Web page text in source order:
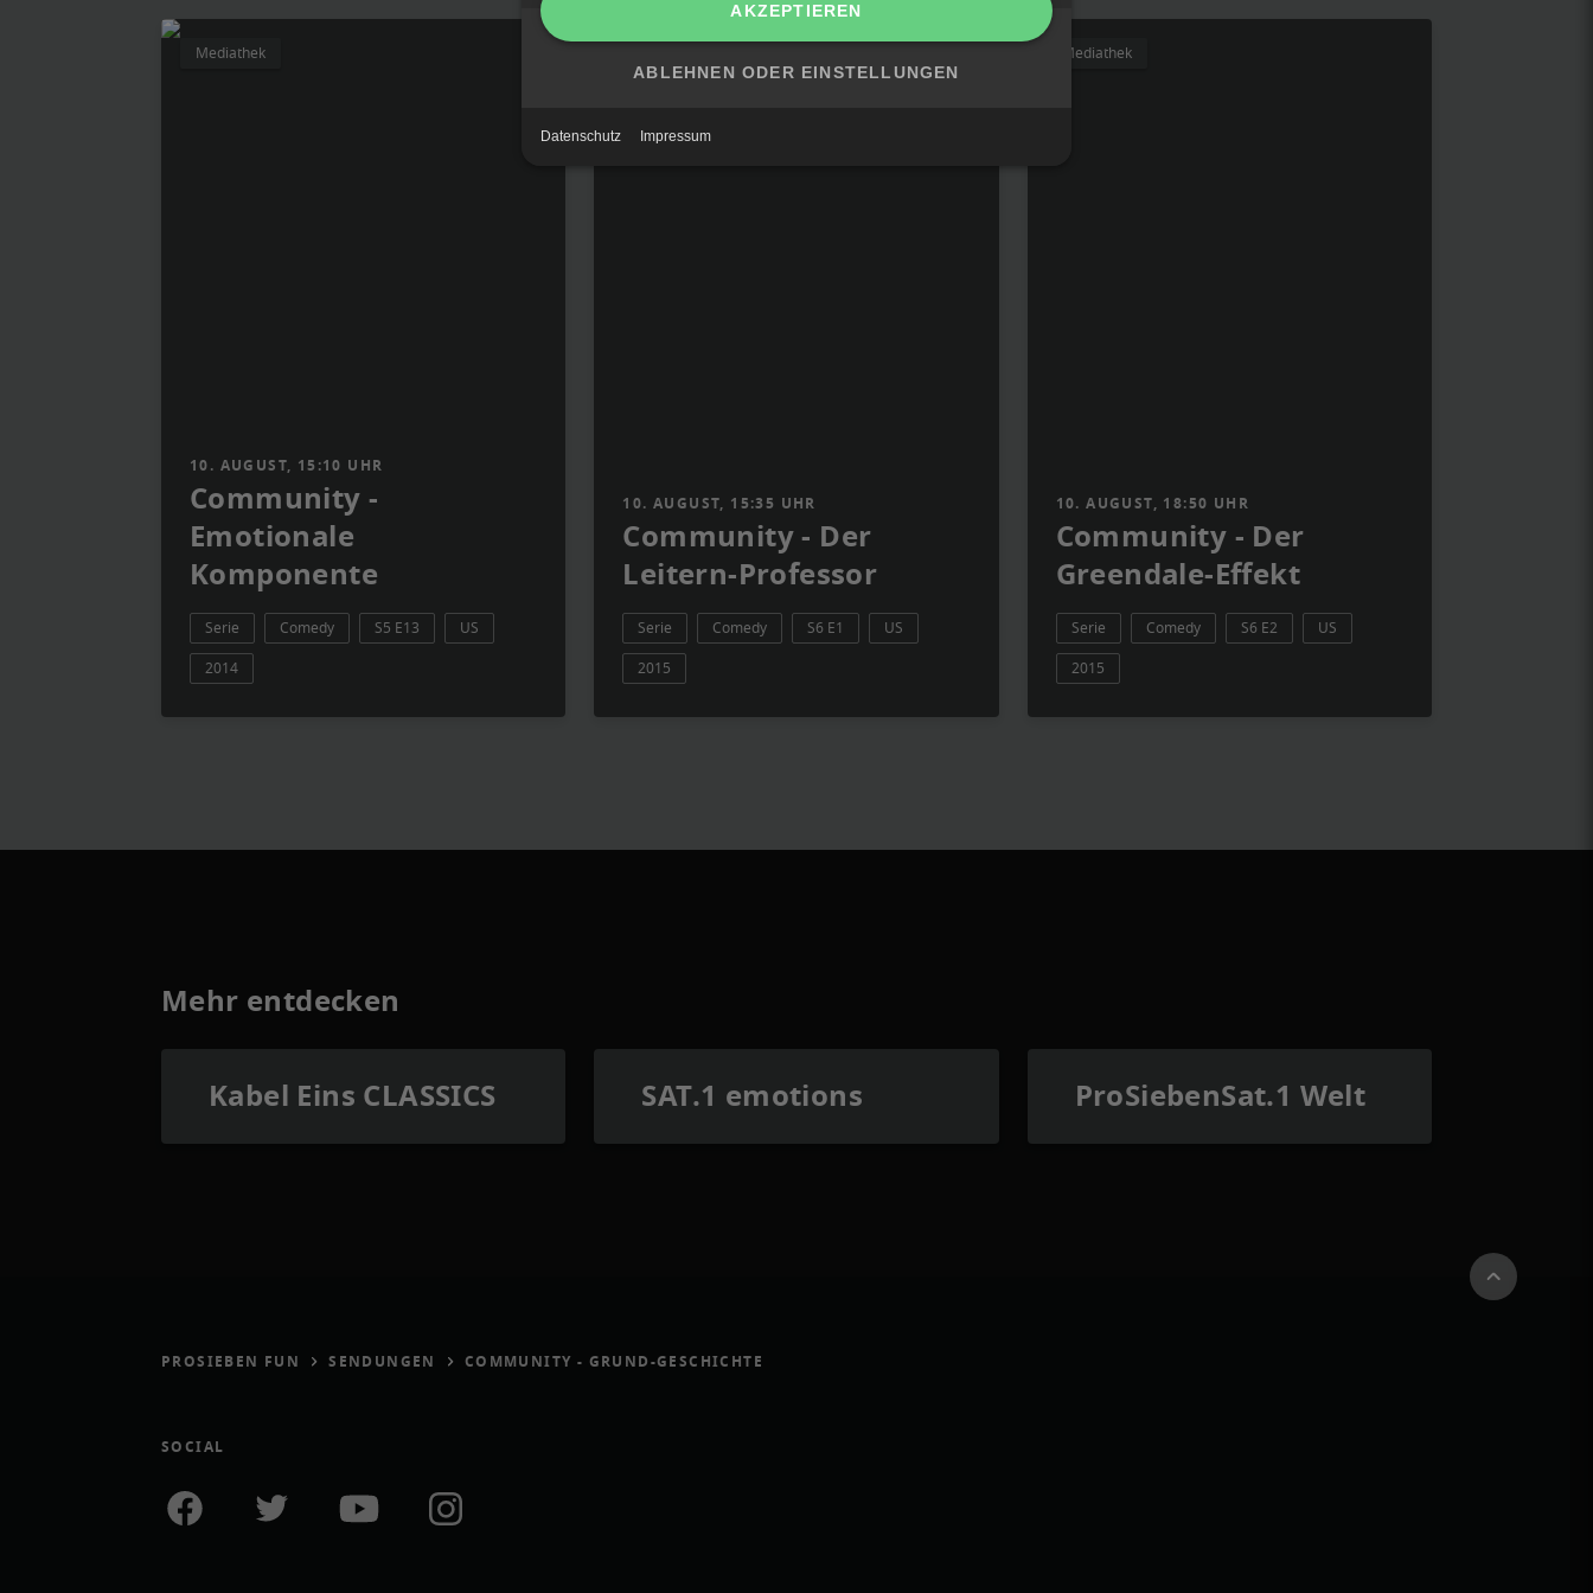
Mediathek
10. AUGUST, 15:10 UHR
Community -
Emotionale
Komponente
Serie Comedy S5 E13
US
2014
10. AUGUST, 15:35 UHR
Community - Der
Leitern-Professor
Serie Comedy S6 E1
US
2015
Mediathek
10. AUGUST, 18:50 UHR
Community - Der
Greendale-Effekt
Serie Comedy S6 E2
US
2015
Mehr entdecken
Kabel Eins CLASSICS SAT.1 emotions ProSiebenSat.1 Welt
PROSIEBEN FUN SENDUNGEN COMMUNITY - GRUND-GESCHICHTE
SOCIAL